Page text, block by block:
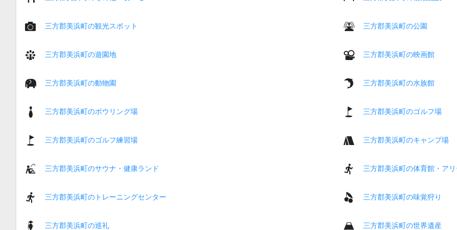
三方郡美浜町の観光スポット 三方郡美浜町の公園
三方郡美浜町の遊園地 三方郡美浜町の映画館
三方郡美浜町の動物園 三方郡美浜町の水族館
三方郡美浜町のボウリング場 三方郡美浜町のゴルフ場
三方郡美浜町のゴルフ練習場 三方郡美浜町のキャンプ場
三方郡美浜町のサウナ・健康ランド 三方郡美浜町の体育館・ア
三方郡美浜町のトレーニングセンター 三方郡美浜町の味覚狩り
三方郡美浜町の巡礼 三方郡美浜町の世界遺産